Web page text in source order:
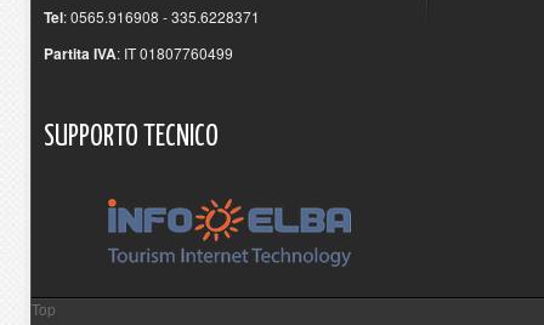
Tel: 0565.916908 - 335.6228371
Partita IVA: IT 01807760499
SUPPORTO TECNICO
Top